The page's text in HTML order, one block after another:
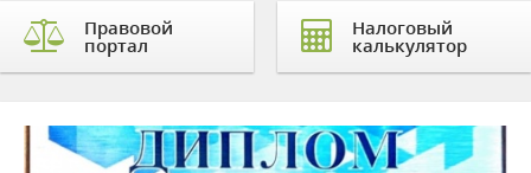
Правовой
портал
Налоговый
калькулятор